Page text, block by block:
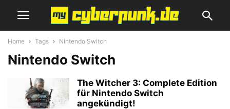
Home Tags Nintendo Switch
Nintendo Switch
The Witcher 3: Complete Edition
für Nintendo Switch
angekündigt!